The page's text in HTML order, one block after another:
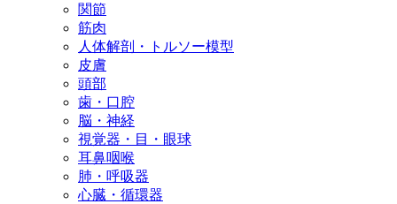
関節
筋肉
人体解剖・トルソー模型
皮膚
頭部
歯・口腔
脳・神経
視覚器・目・眼球
耳鼻咽喉
肺・呼吸器
心臓・循環器